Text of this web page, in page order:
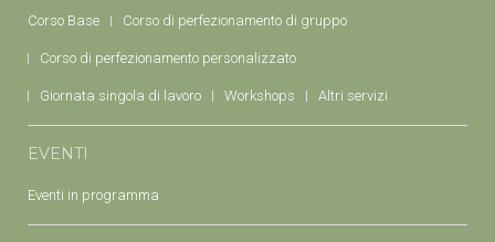
Corso Base Corso di perfezionamento di gruppo
Corso di perfezionamento personalizzato
Giornata singola di lavoro Workshops Altri servizi
EVENTI
Eventi in programma